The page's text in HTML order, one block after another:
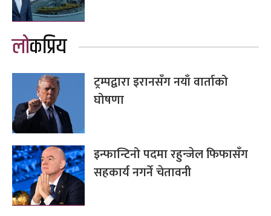
लोकप्रिय
ट्रम्पद्वारा इरानसँग नयाँ वार्ताको
घोषणा
इन्फान्टिनो पदमा रहुन्जेल फिफासँग
सहकार्य नगर्ने चेतावनी